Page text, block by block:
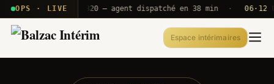
OPS · LIVE
T2E · B71 Push A320 — agent dispatché en 38 min · 06·12 UTC
Espace intérimaires